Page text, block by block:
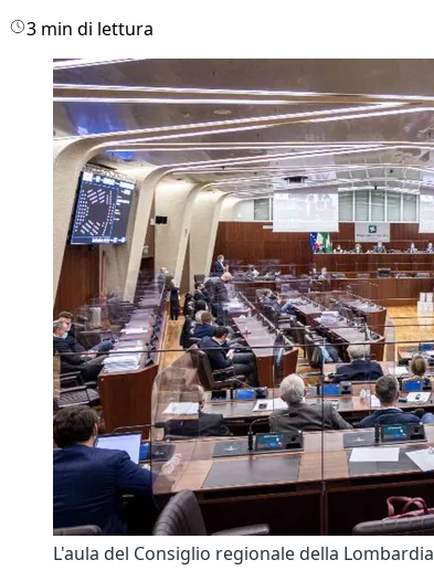
3 min di lettura
L'aula del Consiglio regionale della Lombardia